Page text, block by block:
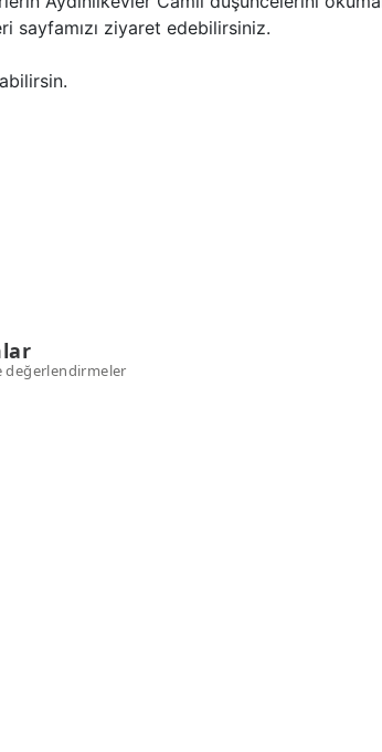
sayfamızı ziyaret edebilirsiniz.
değerlendirmeler